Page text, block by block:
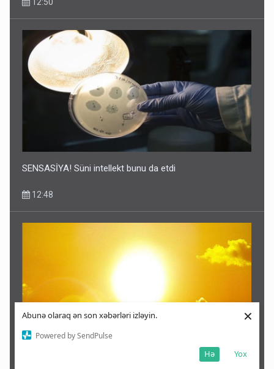
Abunə olaraq ən son xəbərləri izləyin.
Powered by SendPulse
Yox
Hə
×
12:50
SENSASİYA! Süni intellekt bunu da etdi
12:48